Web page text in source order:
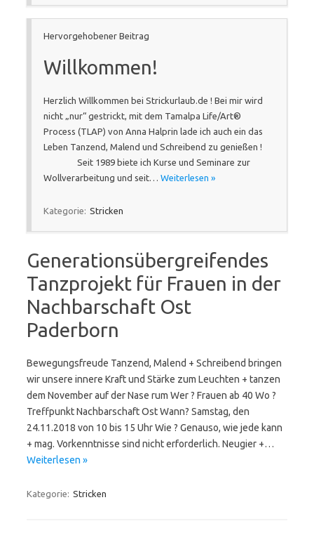
Hervorgehobener Beitrag
Willkommen!
Herzlich Willkommen bei Strickurlaub.de ! Bei mir wird
nicht „nur“ gestrickt, mit dem Tamalpa Life/Art®
Process (TLAP) von Anna Halprin lade ich auch ein das
Leben Tanzend, Malend und Schreibend zu genießen !
Seit 1989 biete ich Kurse und Seminare zur
Wollverarbeitung und seit… Weiterlesen »
Kategorie: Stricken
Generationsübergreifendes
Tanzprojekt für Frauen in der
Nachbarschaft Ost
Paderborn
Bewegungsfreude Tanzend, Malend + Schreibend bringen
wir unsere innere Kraft und Stärke zum Leuchten + tanzen
dem November auf der Nase rum Wer ? Frauen ab 40 Wo ?
Treffpunkt Nachbarschaft Ost Wann? Samstag, den
24.11.2018 von 10 bis 15 Uhr Wie ? Genauso, wie jede kann
+ mag. Vorkenntnisse sind nicht erforderlich. Neugier +…
Weiterlesen »
Kategorie: Stricken